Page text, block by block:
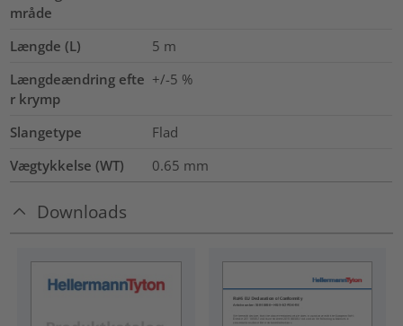
mråde
Længde (L) 5 m
Længdeændring efte
r krymp
+/-5 %
Slangetype
Flad
Vægtykkelse (WT)
0.65 mm
Downloads